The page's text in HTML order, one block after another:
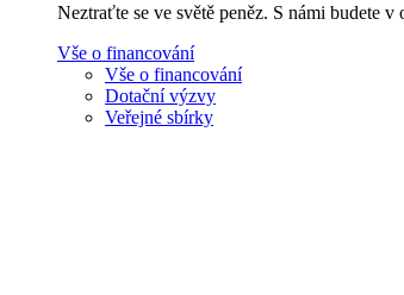
Neztraťte se ve světě peněz. S námi budete
Vše o financování
Vše o financování
Dotační výzvy
Veřejné sbírky